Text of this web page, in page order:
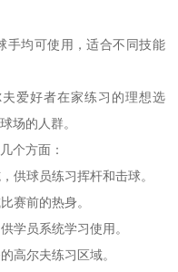
手均可使用，适合不同技能
爱好者在家练习的理想选
场的人群。
个方面：
供球员练习挥杆和击球。
赛前的热身。
学员系统学习使用。
高尔夫练习区域。